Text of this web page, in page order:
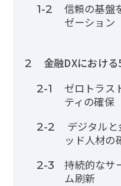
1-2
信頼の基盤
ゼーション
2 金融DXにおけ
2-1
ゼロトラス
ティの確保
2-2
デジタル
ッド人材の
2-3
持続的なサ
ム刷新